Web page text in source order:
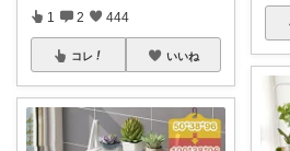
1 2 444
コレ いいね